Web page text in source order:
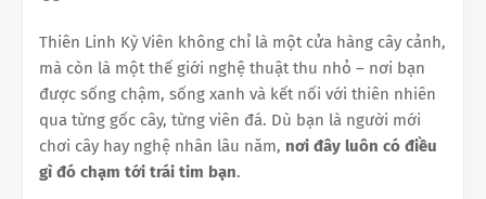
Thiên Linh Kỳ Viên không chỉ là một cửa hàng cây cảnh,
mà còn là một thế giới nghệ thuật thu nhỏ – nơi bạn
được sống chậm, sống xanh và kết nối với thiên nhiên
qua từng gốc cây, từng viên đá. Dù bạn là người mới
chơi cây hay nghệ nhân lâu năm, nơi đây luôn có điều
gì đó chạm tới trái tim bạn.